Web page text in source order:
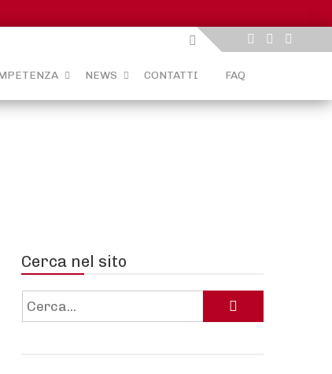
NEWS CONTATTI FAQ
Cerca nel sito
Cerca: